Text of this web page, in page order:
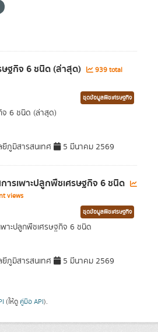
ฐกิจ 6 ชนิด (ล่าสุด)
939 total
ชุดข้อมูลพืชเศรษฐกิจ
6 ชนิด (ล่าสุด)
ยีภูมิสารสนเทศ 5 มีนาคม 2569
ารเพาะปลูกพืชเศรษฐกิจ 6 ชนิด
views
ชุดข้อมูลพืชเศรษฐกิจ
พาะปลูกพืชเศรษฐกิจ 6 ชนิด
ยีภูมิสารสนเทศ 5 มีนาคม 2569
(ให้ดู คู่มือ API).